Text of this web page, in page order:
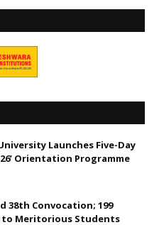
Launches Five-Day
Orientation Programme
38th Convocation; 199
to Meritorious Students